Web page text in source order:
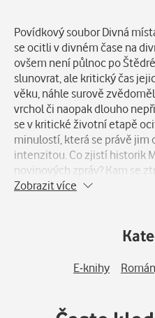
Povídkový soubor Divná
se ocitli v divném čase na
ovšem není půlnoc po
slunovrat, ale kritický čas
věku, náhle surově
vrchol či naopak dlouho
se v kritické životní etapě
minulostí, která se právě jim
intenzitou. Co zjistí historik
novinových zpráv? Kam se
stín chodívala od domu k
návštěvníky, kteří v ceně
obligátní porci příjemně
Zobrazit více
E-knihy